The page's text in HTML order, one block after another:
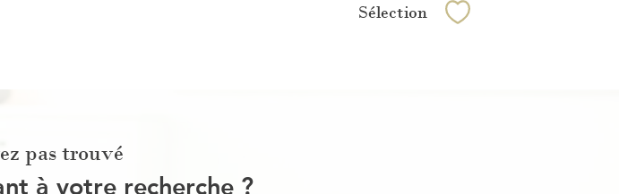
Sélection Sélectionner
pas trouvé
à votre recherche ?